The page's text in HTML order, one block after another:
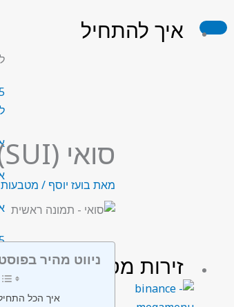
לתוכן
איך להתחיל
5 חוקים לפני
זירות מסחר
סואי (SUI) Sui
מאת בועז יוסף / מטבעות
ניווט מהיר
איך הכל